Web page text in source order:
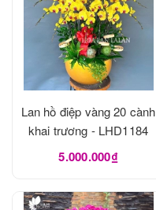
Lan hồ điệp vàng 20 cành
khai trương - LHD1184
5.000.000₫